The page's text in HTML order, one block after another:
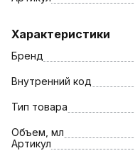
Характеристики
Бренд
Внутренний код
Тип товара
Объем, мл
Артикул